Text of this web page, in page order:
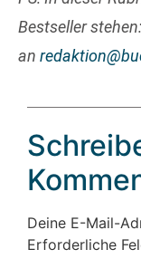
Bestseller
an
Deine E-Mail-
Erforderliche